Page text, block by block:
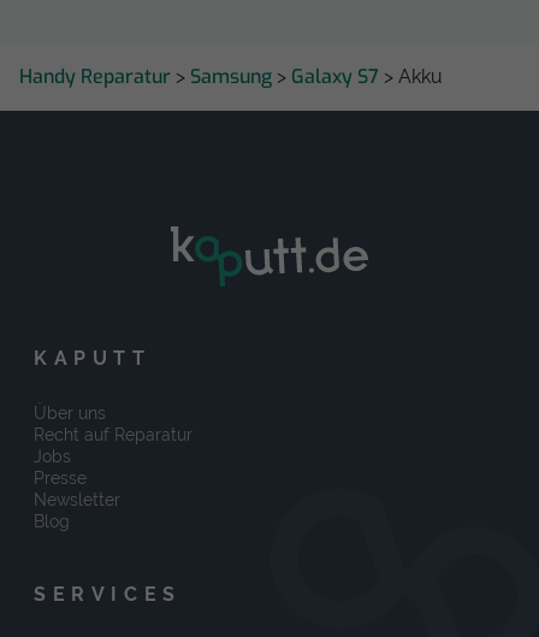
Handy Reparatur > Samsung > Galaxy S7 > Akku
KAPUTT
Über uns
Recht auf Reparatur
Jobs
Presse
Newsletter
Blog
SERVICES